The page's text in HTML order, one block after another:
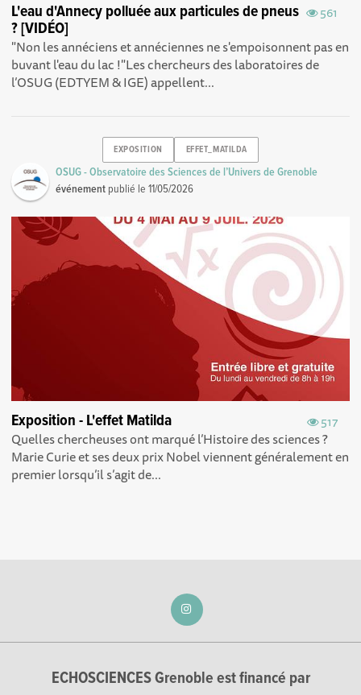
561
L'eau d'Annecy polluée aux particules de pneus
? [VIDÉO]
"Non les annéciens et annéciennes ne s'empoisonnent pas en
buvant l'eau du lac !"Les chercheurs des laboratoires de
l’OSUG (EDTYEM & IGE) appellent...
EXPOSITION EFFET_MATILDA
OSUG - Observatoire des Sciences de l’Univers de Grenoble
événement publié le11/05/2026
517
Exposition - L'effet Matilda
Quelles chercheuses ont marqué l’Histoire des sciences ?
Marie Curie et ses deux prix Nobel viennent généralement en
premier lorsqu’il s’agit de...
ECHOSCIENCES Grenoble est financé par